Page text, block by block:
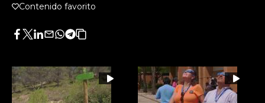
Contenido favorito
Facebook
Twitter
LinkedIn
Enviar
Whatsapp
Telegram
Copiar
artículo